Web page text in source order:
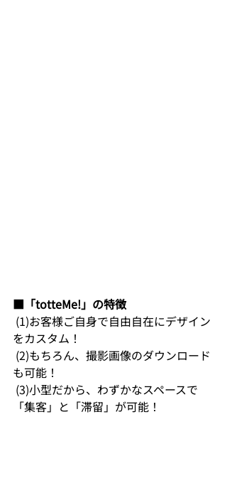
■「totteMe!」の特徴
をカスタム！
も可能！
「集客」と「滞留」が可能！